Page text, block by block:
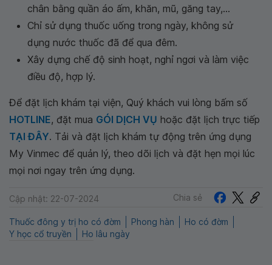
chân bằng quần áo ấm, khăn, mũ, găng tay,...
Chỉ sử dụng thuốc uống trong ngày, không sử
dụng nước thuốc đã để qua đêm.
Xây dựng chế độ sinh hoạt, nghỉ ngơi và làm việc
điều độ, hợp lý.
Để đặt lịch khám tại viện, Quý khách vui lòng bấm số
HOTLINE, đặt mua GÓI DỊCH VỤ hoặc đặt lịch trực tiếp
TẠI ĐÂY. Tải và đặt lịch khám tự động trên ứng dụng
My Vinmec để quản lý, theo dõi lịch và đặt hẹn mọi lúc
mọi nơi ngay trên ứng dụng.
Cập nhật: 22-07-2024 Chia sẻ
Thuốc đông y trị ho có đờm Phong hàn
Ho có đờm
Y học cổ truyền
Ho lâu ngày